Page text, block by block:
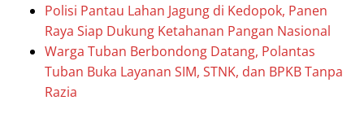
Polisi Pantau Lahan Jagung di Kedopok, Panen
Raya Siap Dukung Ketahanan Pangan Nasional
Warga Tuban Berbondong Datang, Polantas
Tuban Buka Layanan SIM, STNK, dan BPKB Tanpa
Razia